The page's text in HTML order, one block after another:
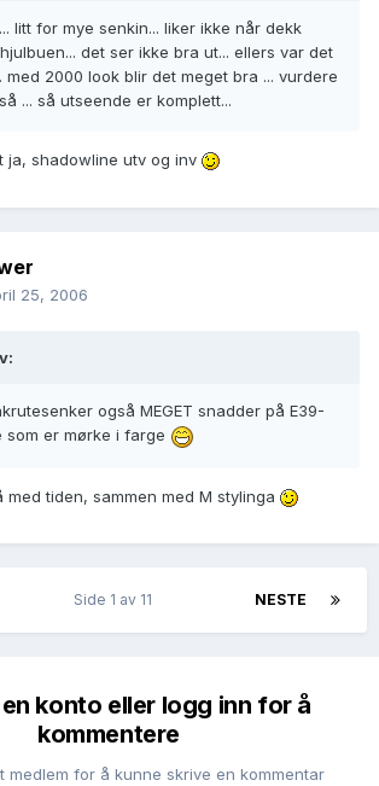
litt for mye senkin... liker ikke når dekk
det ser ikke bra ut... ellers var det
med 2000 look blir det meget bra ... vurdere
... så utseende er komplett...
ja, shadowline utv og inv
25, 2006
også MEGET snadder på E39-
som er mørke i farge
med tiden, sammen med M stylinga
NESTE
Side 1 av 11
konto eller logg inn for å
kommentere
medlem for å kunne skrive en kommentar